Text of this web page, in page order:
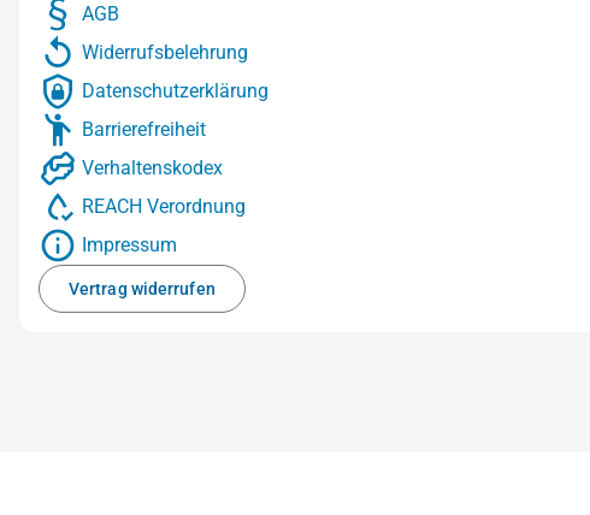
AGB
Widerrufsbelehrung
Datenschutzerklärung
Barrierefreiheit
Verhaltenskodex
REACH Verordnung
Impressum
Vertrag widerrufen